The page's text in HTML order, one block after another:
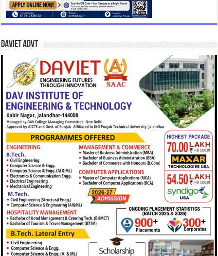
DAVIET Advt